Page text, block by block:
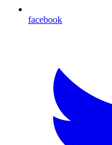
facebook